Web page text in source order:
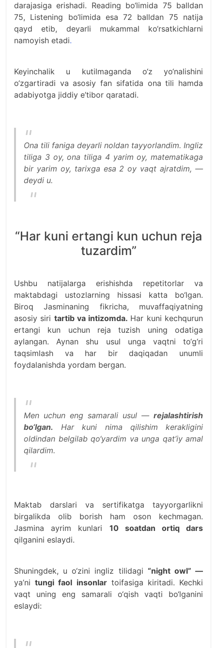
darajasiga erishadi. Reading bo‘limida 75 balldan
75, Listening bo‘limida esa 72 balldan 75 natija
qayd etib, deyarli mukammal ko‘rsatkichlarni
namoyish etadi.
Keyinchalik u kutilmaganda o‘z yo‘nalishini
o‘zgartiradi va asosiy fan sifatida ona tili hamda
adabiyotga jiddiy e’tibor qaratadi.
Ona tili faniga deyarli noldan tayyorlandim. Ingliz
tiliga 3 oy, ona tiliga 4 yarim oy, matematikaga
bir yarim oy, tarixga esa 2 oy vaqt ajratdim, —
deydi u.
“Har kuni ertangi kun uchun reja
tuzardim”
Ushbu natijalarga erishishda repetitorlar va
maktabdagi ustozlarning hissasi katta bo‘lgan.
Biroq Jasminaning fikricha, muvaffaqiyatning
asosiy siri tartib va intizomda. Har kuni kechqurun
ertangi kun uchun reja tuzish uning odatiga
aylangan. Aynan shu usul unga vaqtni to‘g‘ri
taqsimlash va har bir daqiqadan unumli
foydalanishda yordam bergan.
Men uchun eng samarali usul — rejalashtirish
bo‘lgan. Har kuni nima qilishim kerakligini
oldindan belgilab qo‘yardim va unga qat’iy amal
qilardim.
Maktab darslari va sertifikatga tayyorgarlikni
birgalikda olib borish ham oson kechmagan.
Jasmina ayrim kunlari 10 soatdan ortiq dars
qilganini eslaydi.
Shuningdek, u o‘zini ingliz tilidagi “night owl” —
ya’nitungi faol insonlartoifasiga kiritadi. Kechki
vaqt uning eng samarali o‘qish vaqti bo‘lganini
eslaydi: